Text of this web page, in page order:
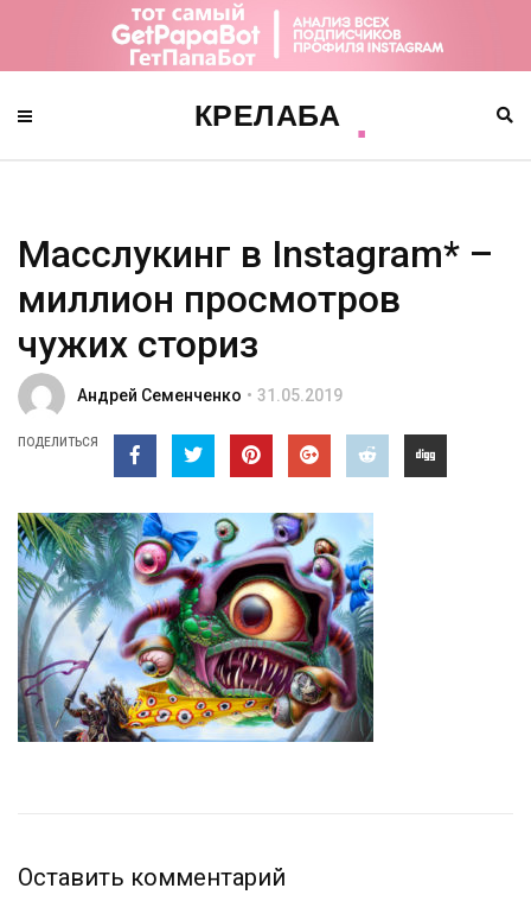
Масслукинг в Instagram* –
миллион просмотров
чужих сториз
Андрей Семенченко 31.05.2019
ПОДЕЛИТЬСЯ
Оставить комментарий